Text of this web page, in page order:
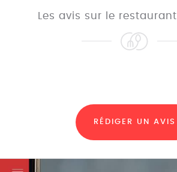
Les avis sur le restaurant
RÉDIGER UN AVIS